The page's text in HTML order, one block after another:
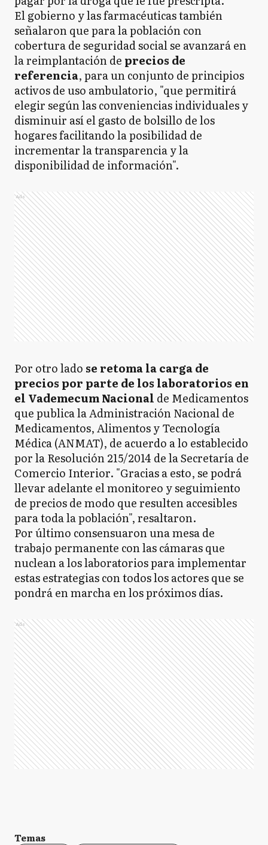
El gobierno y las farmacéuticas también
señalaron que para la población con
cobertura de seguridad social se avanzará en
la reimplantación de precios de
referencia, para un conjunto de principios
activos de uso ambulatorio, "que permitirá
elegir según las conveniencias individuales y
disminuir así el gasto de bolsillo de los
hogares facilitando la posibilidad de
incrementar la transparencia y la
disponibilidad de información".
Ads
Por otro lado se retoma la carga de
precios por parte de los laboratorios en
el Vademecum Nacional de Medicamentos
que publica la Administración Nacional de
Medicamentos, Alimentos y Tecnología
Médica (ANMAT), de acuerdo a lo establecido
por la Resolución 215/2014 de la Secretaría de
Comercio Interior. "Gracias a esto, se podrá
llevar adelante el monitoreo y seguimiento
de precios de modo que resulten accesibles
para toda la población", resaltaron.
Por último consensuaron una mesa de
trabajo permanente con las cámaras que
nuclean a los laboratorios para implementar
estas estrategias con todos los actores que se
pondrá en marcha en los próximos días.
Ads
Temas